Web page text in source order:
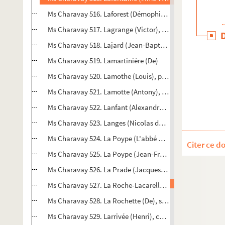
Ms Charavay 516. Laforest (Démophile), notaire, maire
Ms Charavay 517. Lagrange (Victor), député du Rhône
Ms Charavay 518. Lajard (Jean-Baptiste-Félix),
Ms Charavay 519. Lamartinière (De)
Ms Charavay 520. Lamothe (Louis), peintre d'histoire,
Ms Charavay 521. Lamotte (Antony), chef d'orchestre,
Ms Charavay 522. Lanfant (Alexandre-Charles-Anne),
Ms Charavay 523. Langes (Nicolas de), président au
Ms Charavay 524. La Poype (L'abbé de), chanoine-comte
Ms Charavay 525. La Poype (Jean-François, comte de),
Ms Charavay 526. La Prade (Jacques Richard de),
Ms Charavay 527. La Roche-Lacarelle (Ferdinand de),
Ms Charavay 528. La Rochette (De), subdélégué de
Ms Charavay 529. Larrivée (Henri), chanteur de l'Opéra
Citer ce